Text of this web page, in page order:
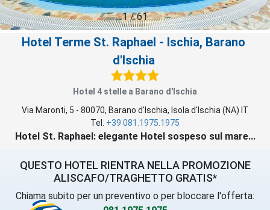
1/61
Hotel Terme St. Raphael - Ischia, Barano
d'Ischia
Hotel 4 stelle a Barano d'Ischia
Via Maronti, 5 - 80070, Barano d'Ischia, Isola d'Ischia (NA) IT
Tel. +39 081.1975.1975
Hotel St. Raphael: elegante Hotel sospeso sul mare...
QUESTO HOTEL RIENTRA NELLA PROMOZIONE
ALISCAFO/TRAGHETTO GRATIS*
Chiama subito per un preventivo o per bloccare l'offerta: